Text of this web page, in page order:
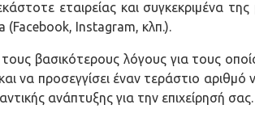
εταιρείας και συγκεκριμένα
Instagram, κλπ.).
βασικότερους λόγους για τους
να προσεγγίσει έναν τεράστιο
ανάπτυξης για την επιχείρησή σας.